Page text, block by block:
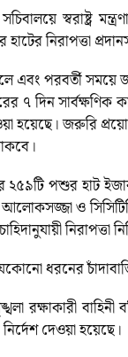
স্বরাষ্ট্র
নিরাপত্তা
এবং পরবর্তী
দিন সার্বক্ষণিক
হয়েছে। জরুরি
পশুর হাট
ও
ধরনের
রক্ষাকারী
দেওয়া হয়েছে।